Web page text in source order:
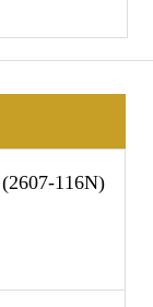
116N)